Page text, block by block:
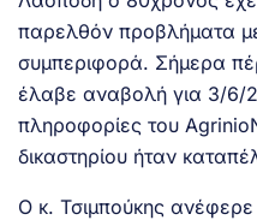
παρελθόν προβλήματα
συμπεριφορά. Σήμερα
έλαβε αναβολή για 3/6/
πληροφορίες του
δικαστηρίου ήταν
Ο κ. Τσιμπούκης